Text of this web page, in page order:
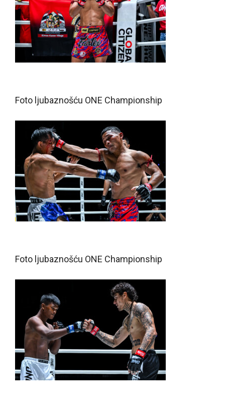
Foto ljubaznošću ONE Championship
Foto ljubaznošću ONE Championship